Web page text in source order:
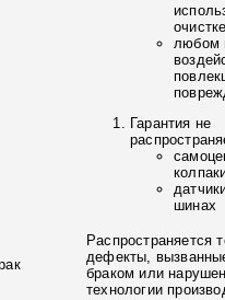
любом
Гарантия не
шинах
Распространяется
дефекты,
браком или
технологии